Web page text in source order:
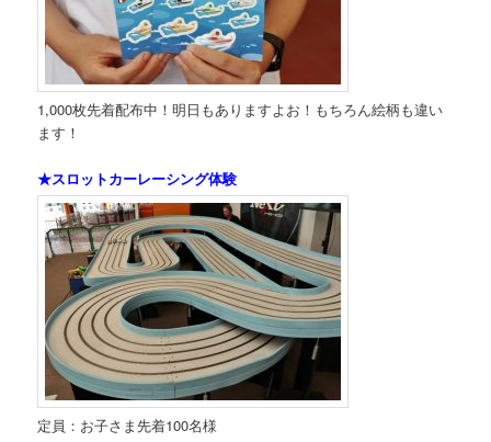
1,000枚先着配布中！明日もありますよお！もちろん絵柄も違い
ます！
★スロットカーレーシング体験
定員：お子さま先着100名様